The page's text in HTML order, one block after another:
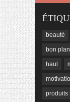
beauté
bon plan
haul
produits